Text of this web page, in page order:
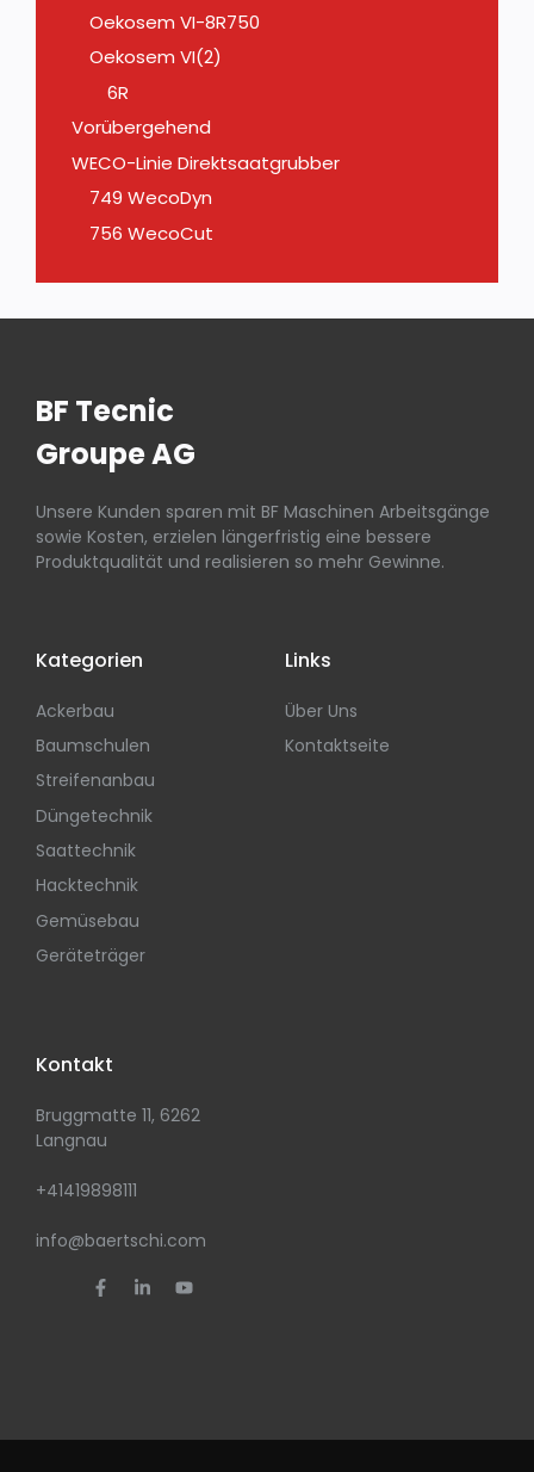
Oekosem VI-8R750
Oekosem VI(2)
6R
Vorübergehend
WECO-Linie Direktsaatgrubber
749 WecoDyn
756 WecoCut
BF Tecnic
Groupe AG
Unsere Kunden sparen mit BF Maschinen Arbeitsgänge
sowie Kosten, erzielen längerfristig eine bessere
Produktqualität und realisieren so mehr Gewinne.
Kategorien
Ackerbau
Baumschulen
Streifenanbau
Düngetechnik
Saattechnik
Hacktechnik
Gemüsebau
Geräteträger
Links
Über Uns
Kontaktseite
Kontakt
Bruggmatte 11, 6262
Langnau
+41419898111
info@baertschi.com